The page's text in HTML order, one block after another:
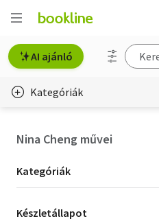
AI ajánló
Kategóriák
Hobbi, szabadidő
Nina Cheng művei
Kategória
szűrés
Kategóriák
Készletállapot
Készletállapot